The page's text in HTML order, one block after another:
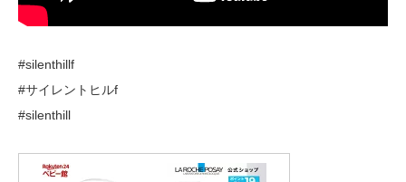
#silenthillf
#サイレントヒルf
#silenthill